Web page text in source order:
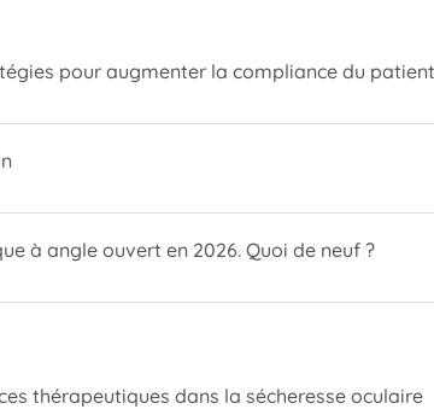
pour augmenter la compliance du patient
à angle ouvert en 2026. Quoi de neuf ?
thérapeutiques dans la sécheresse oculaire